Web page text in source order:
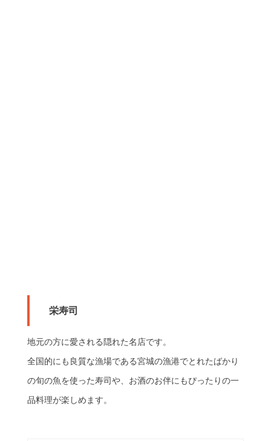
栄寿司
地元の方に愛される隠れた名店です。
全国的にも良質な漁場である宮城の漁港でとれたばかり
の旬の魚を使った寿司や、お酒のお伴にもぴったりの一
品料理が楽しめます。